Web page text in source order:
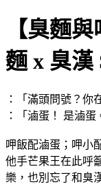
【臭麵
麵 x 臭漢
：「滿頭問號？你
：「滷蛋！ 是滷蛋
呷飯配滷蛋；呷小
他手芒果王在此呼
樂，也別忘了和臭